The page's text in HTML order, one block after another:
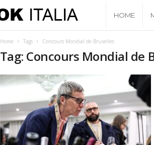
I
a
HOME
Home Tags Concours Mondial de Bruxelles
Tag: Concours Mondial de